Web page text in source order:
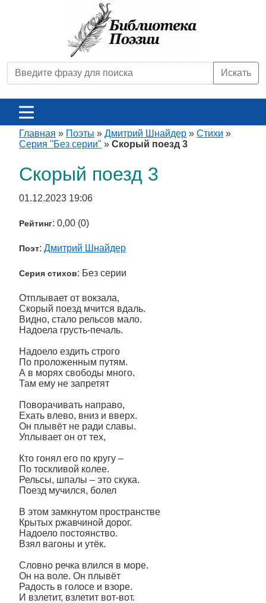
Искать
Главная » Поэты » Дмитрий Шнайдер » Стихи »
Серия "Без серии" » Скорый поезд 3
Скорый поезд 3
01.12.2023 19:06
Рейтинг: 0,00 (0)
Поэт: Дмитрий Шнайдер
Серия стихов: Без серии
Отплывает от вокзала,
Скорый поезд мчится вдаль.
Видно, стало рельсов мало.
Надоела грусть-печаль.
Надоело ездить строго
По проложенным путям.
А в морях свободы много.
Там ему не запретят
Поворачивать направо,
Ехать влево, вниз и вверх.
Он плывёт не ради славы.
Уплывает он от тех,
Кто гонял его по кругу –
По тоскливой колее.
Рельсы, шпалы – это скука.
Поезд мучился, болел
В этом замкнутом пространстве
Крытых ржавчиной дорог.
Надоело постоянство.
Взял вагоны и утёк.
Словно речка влился в море.
Он на воле. Он плывёт
Радость в голосе и взоре.
И взлетит, взлетит вот-вот.